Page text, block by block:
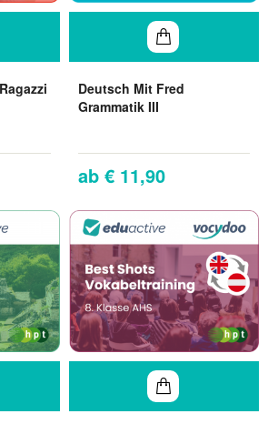
Deutsch Mit Fred
Grammatik III
€ 11,90